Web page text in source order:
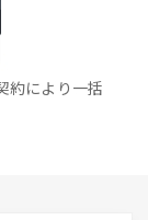
約により一括